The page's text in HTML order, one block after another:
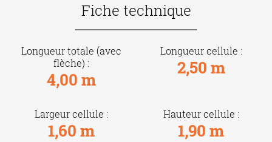
Fiche technique
Longueur totale (avec
flèche) :
4,00 m
Longueur cellule :
2,50 m
Largeur cellule :
1,60 m
Hauteur cellule :
1,90 m